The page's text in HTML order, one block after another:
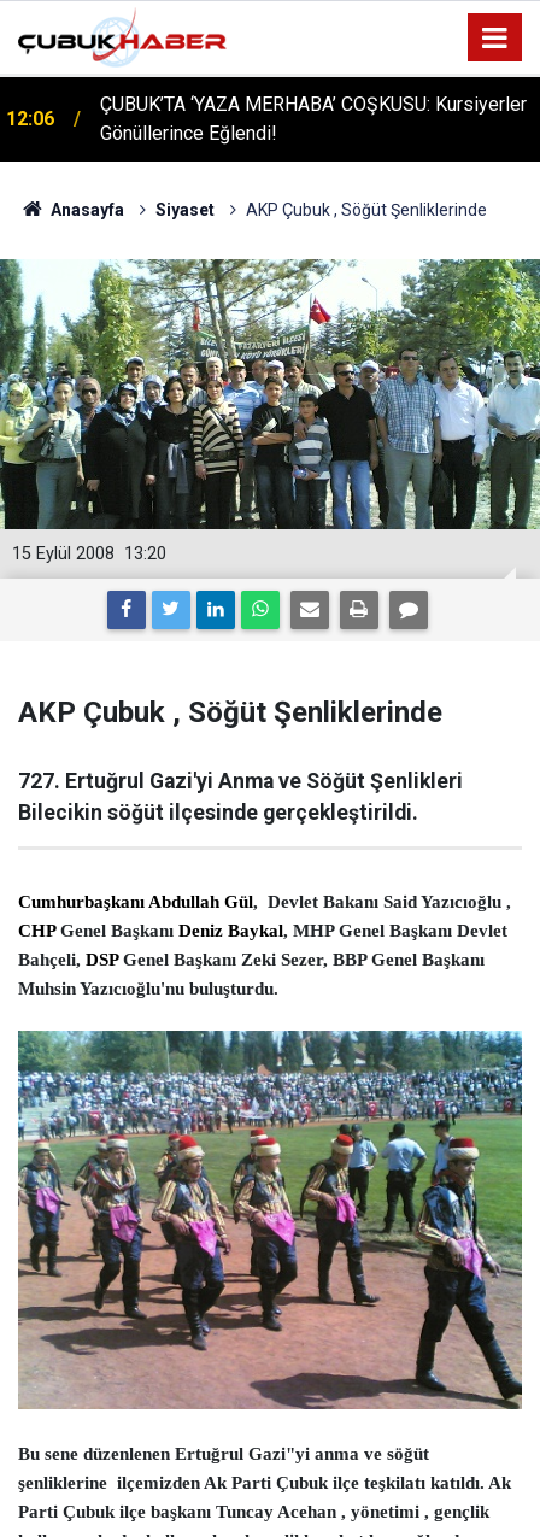
12:06
ÇUBUK’TA ‘YAZA MERHABA’ COŞKUSU: Kursiyerler
Gönüllerince Eğlendi!
Anasayfa Siyaset AKP Çubuk , Söğüt Şenliklerinde
13:20
15 Eylül 2008
AKP Çubuk , Söğüt Şenliklerinde
727. Ertuğrul Gazi'yi Anma ve Söğüt Şenlikleri
Bilecikin söğüt ilçesinde gerçekleştirildi.
Cumhurbaşkanı Abdullah Gül, Devlet Bakanı Said Yazıcıoğlu ,
CHPGenel Başkanı Deniz Baykal, MHP Genel Başkanı Devlet
Bahçeli, DSPGenel Başkanı Zeki Sezer, BBP Genel Başkanı
Muhsin Yazıcıoğlu'nu buluşturdu.
Bu sene düzenlenen Ertuğrul Gazi"yi anma ve söğüt
şenliklerine ilçemizden Ak Parti Çubuk ilçe teşkilatı katıldı. Ak
Parti Çubuk ilçe başkanı Tuncay Acehan , yönetimi , gençlik